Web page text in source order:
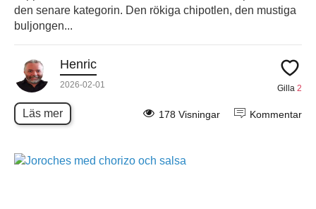
den senare kategorin. Den rökiga chipotlen, den mustiga
buljongen...
Henric
2026-02-01 Gilla 2
Läs mer Kommentar
178 Visningar